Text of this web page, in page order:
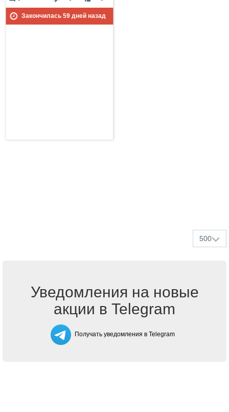
Закончилась 59дней назад
500
Уведомления на новые
акции в Telegram
Получать уведомления в Telegram